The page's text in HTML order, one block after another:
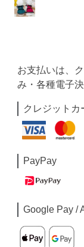
お支払いは、
み・各種電子
クレジットカ
PayPay
Google Pay /